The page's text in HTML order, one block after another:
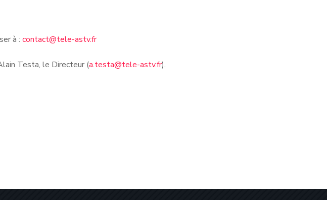
à : contact@tele-astv.fr
Testa, le Directeur (a.testa@tele-astv.fr).